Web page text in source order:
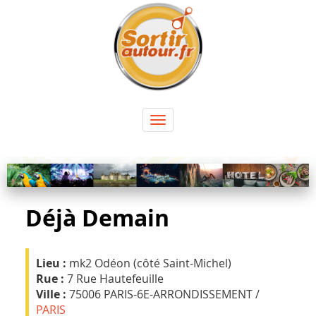
Toggle
navigation
Déjà Demain
Lieu : mk2 Odéon (côté Saint-Michel)
Rue : 7 Rue Hautefeuille
Ville : 75006 PARIS-6E-ARRONDISSEMENT /
PARIS
Panneau de gestion des cookies